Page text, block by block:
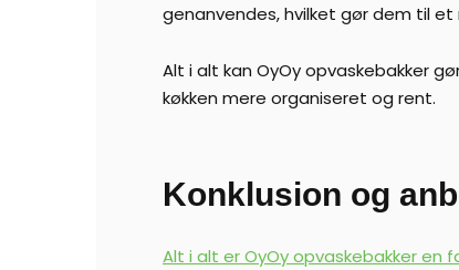
genanvendes, hvilket gør dem til
Alt i alt kan OyOy opvaskebakker
køkken mere organiseret og rent.
Konklusion og
Alt i alt er OyOy opvaskebakker en